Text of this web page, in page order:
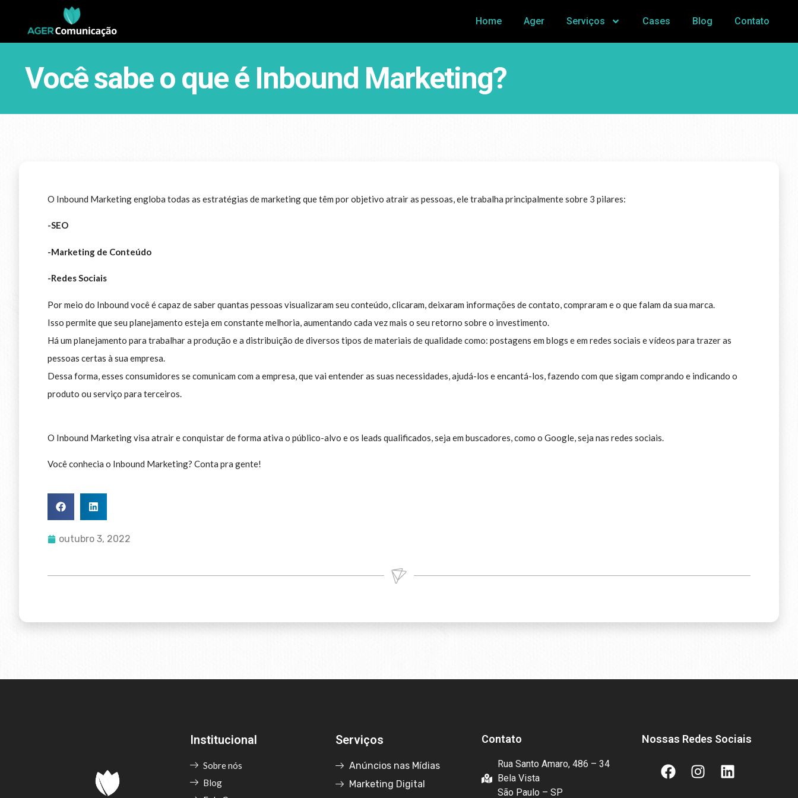
Home Ager Serviços Cases Blog Contato
Você sabe o que é Inbound Marketing?
O Inbound Marketing engloba todas as estratégias de marketing que têm por objetivo atrair as pessoas, ele trabalha principalmente sobre 3 pilares:
-SEO
-Marketing de Conteúdo
-Redes Sociais
Por meio do Inbound você é capaz de saber quantas pessoas visualizaram seu conteúdo, clicaram, deixaram informações de contato, compraram e o que falam da sua marca.
Isso permite que seu planejamento esteja em constante melhoria, aumentando cada vez mais o seu retorno sobre o investimento.
Há um planejamento para trabalhar a produção e a distribuição de diversos tipos de materiais de qualidade como: postagens em blogs e em redes sociais e vídeos para trazer as
pessoas certas à sua empresa.
Dessa forma, esses consumidores se comunicam com a empresa, que vai entender as suas necessidades, ajudá-los e encantá-los, fazendo com que sigam comprando e indicando o
produto ou serviço para terceiros.
O Inbound Marketing visa atrair e conquistar de forma ativa o público-alvo e os leads qualificados, seja em buscadores, como o Google, seja nas redes sociais.
Você conhecia o Inbound Marketing? Conta pra gente!
outubro 3, 2022
Institucional
Sobre nós
Blog
Serviços
Anúncios nas Mídias
Marketing Digital
Contato
Rua Santo Amaro, 486 – 34
Bela Vista
São Paulo – SP
Nossas Redes Sociais